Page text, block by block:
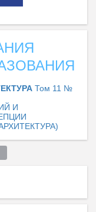
Том 11 №
И